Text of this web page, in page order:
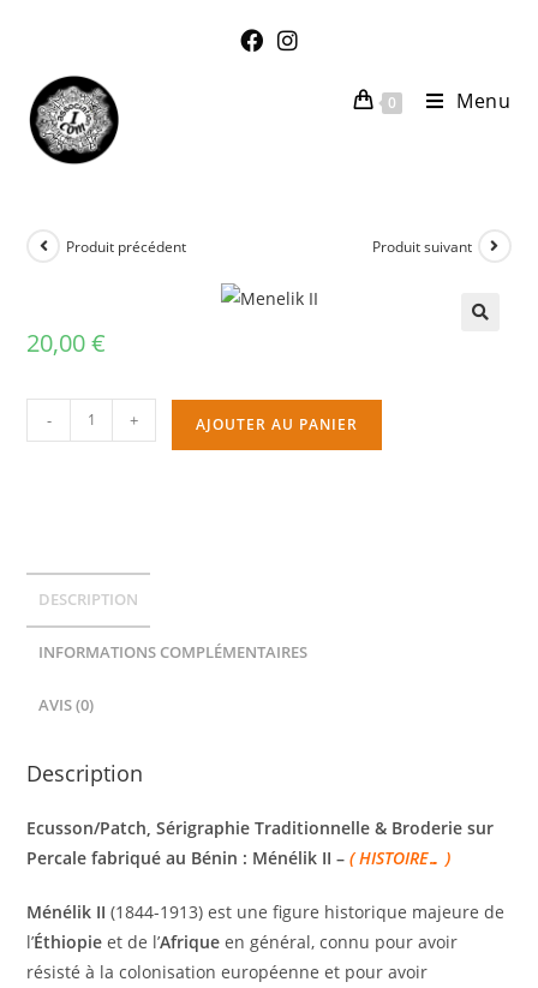
0 Menu
Produit précédent Produit suivant
20,00€
- + AJOUTER AU PANIER
DESCRIPTION
INFORMATIONS COMPLÉMENTAIRES
AVIS (0)
Description
Ecusson/Patch, Sérigraphie Traditionnelle & Broderie sur
Percale fabriqué au Bénin : Ménélik II –( HISTOIRE… )
Ménélik II (1844-1913) est une figure historique majeure de
l’Éthiopie et de l’Afrique en général, connu pour avoir
résisté à la colonisation européenne et pour avoir